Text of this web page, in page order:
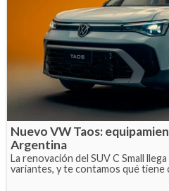
Nuevo VW Taos:
Argentina
La renovación del SUV C Small
variantes, y te contamos qué tiene